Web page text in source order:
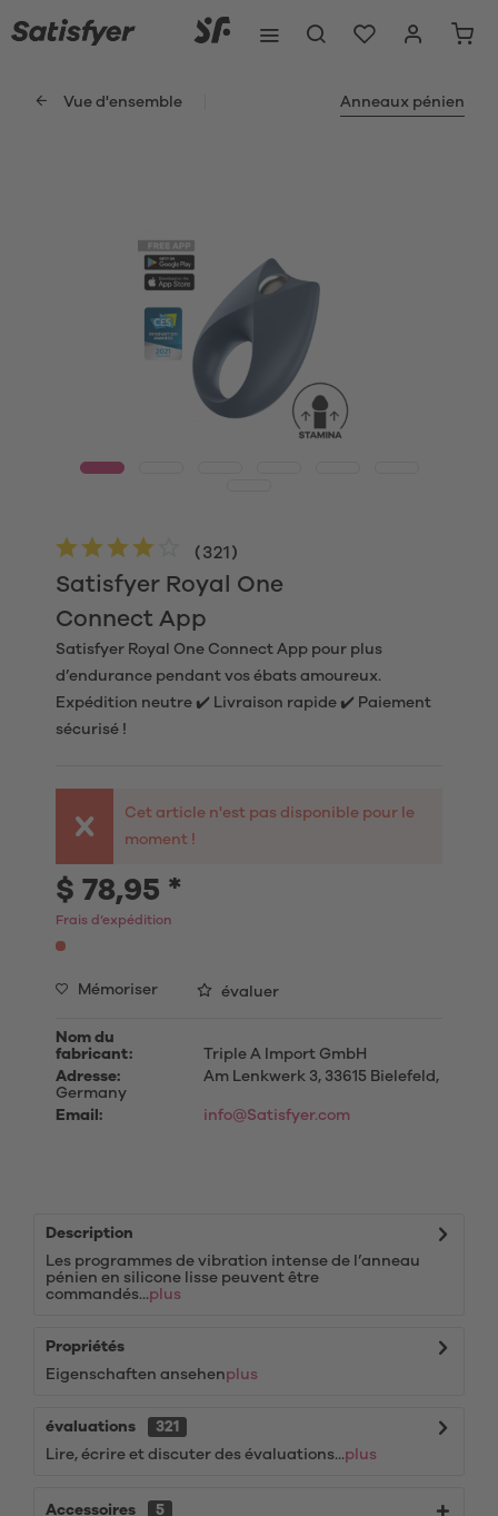
Vue d'ensemble Anneaux pénien
Satisfyer Royal One
Connect App
(321 )
Satisfyer Royal One Connect App pour plus
d’endurance pendant vos ébats amoureux.
Expédition neutre ✔️ Livraison rapide ✔️ Paiement
sécurisé !
Cet article n'est pas disponible pour le
moment !
$ 78,95 *
Frais d’expédition
Mémoriser évaluer
Nom du
fabricant:
Triple A Import GmbH
Adresse:
Am Lenkwerk 3, 33615 Bielefeld,
Germany
Email:
info@Satisfyer.com
Description
Les programmes de vibration intense de l’anneau
pénien en silicone lisse peuvent être
commandés...plus
Propriétés
Eigenschaften ansehenplus
évaluations
321
Lire, écrire et discuter des évaluations...plus
Accessoires 5